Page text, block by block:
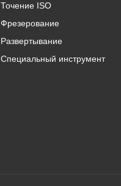
Точение ISO
Фрезерование
Развертывание
Специальный инструмент